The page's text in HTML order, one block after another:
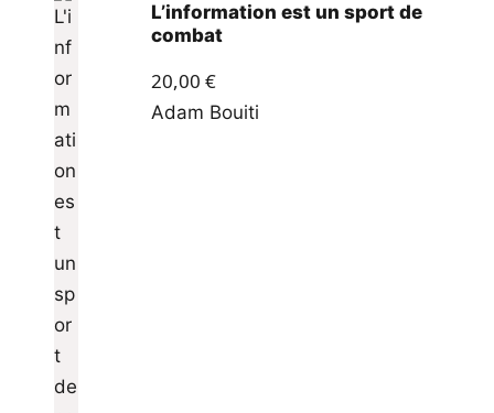
L’information est un sport de
combat
20,00 €
Adam Bouiti